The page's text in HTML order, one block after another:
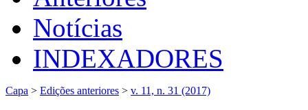
Notícias
INDEXADORES
Capa > Edições anteriores > v. 11, n. 31 (2017)